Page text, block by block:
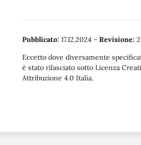
Pubblicato: 17.12.2024 - Revisione:
Eccetto dove diversamente
è stato rilasciato sotto Licenza
Attribuzione 4.0 Italia.